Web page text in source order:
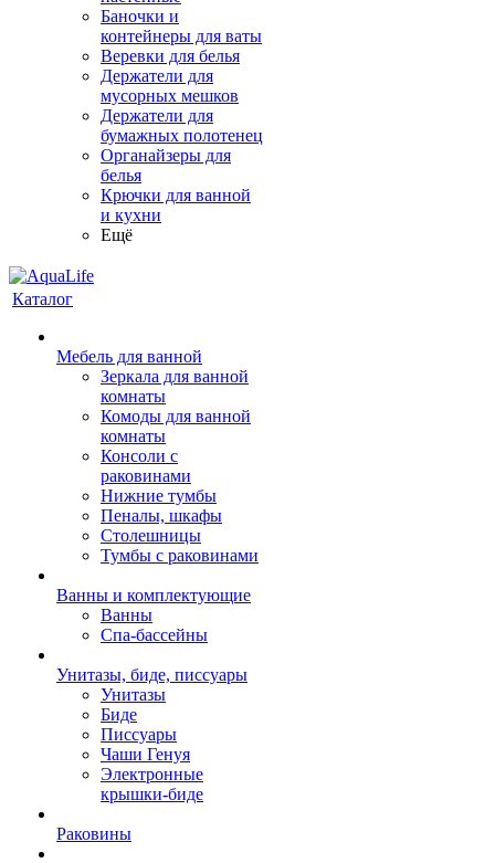
Баночки и
контейнеры для ваты
Веревки для белья
Держатели для
мусорных мешков
Держатели для
бумажных полотенец
Органайзеры для
белья
Крючки для ванной
и кухни
Ещё
Каталог
Мебель для ванной
Зеркала для ванной
комнаты
Комоды для ванной
комнаты
Консоли с
раковинами
Нижние тумбы
Пеналы, шкафы
Столешницы
Тумбы с раковинами
Ванны и комплектующие
Ванны
Спа-бассейны
Унитазы, биде, писсуары
Унитазы
Биде
Писсуары
Чаши Генуя
Электронные
крышки-биде
Раковины